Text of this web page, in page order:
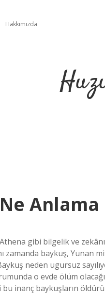
Hakkımızda
gibi bilgelik ve
zamanda baykuş,
neden ugursuz
o evde ölüm
bu inanç baykuşların